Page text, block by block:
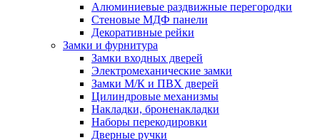
Алюминиевые раздвижные перегородки
Стеновые МДФ панели
Декоративные рейки
Замки и фурнитура
Замки входных дверей
Электромеханические замки
Замки М/К и ПВХ дверей
Цилиндровые механизмы
Накладки, броненакладки
Наборы перекодировки
Дверные ручки